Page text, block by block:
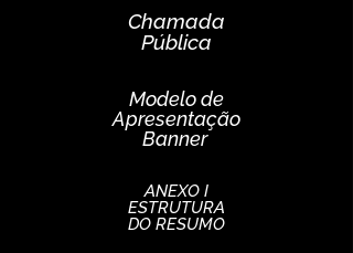
Chamada
Pública
Modelo de
Apresentação
Banner
ANEXO I
ESTRUTURA
DO RESUMO